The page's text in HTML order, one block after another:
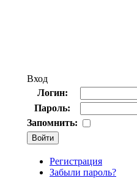
Вход
Логин:
Пароль:
Запомнить:
Регистрация
Забыли пароль?